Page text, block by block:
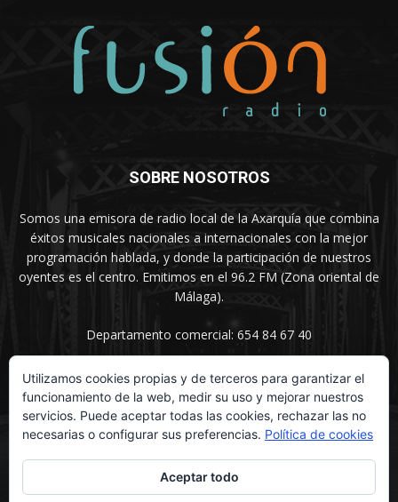
SOBRE NOSOTROS
Somos una emisora de radio local de la Axarquía que combina
éxitos musicales nacionales a internacionales con la mejor
programación hablada, y donde la participación de nuestros
oyentes es el centro. Emitimos en el 96.2 FM (Zona oriental de
Málaga).
Departamento comercial: 654 84 67 40
SÍGUENOS
Utilizamos cookies propias y de terceros para garantizar el
funcionamiento de la web, medir su uso y mejorar nuestros
servicios. Puede aceptar todas las cookies, rechazar las no
necesarias o configurar sus preferencias. Política de cookies
Aceptar todo